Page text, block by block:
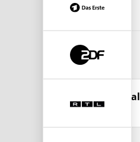
Mittagsmagazin
12 - Das RTL-Mittagsjournal